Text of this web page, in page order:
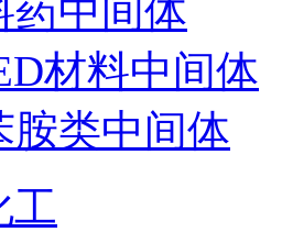
药中间体
材料中间体
胺类中间体
工